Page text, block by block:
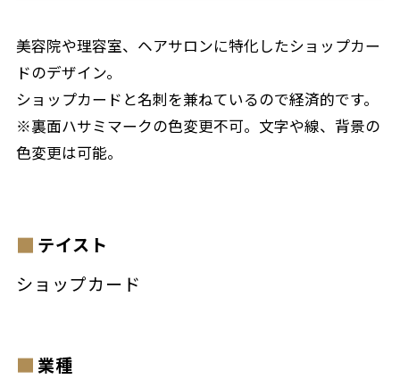
美容院や理容室、ヘアサロンに特化したショップカー
ドのデザイン。
ショップカードと名刺を兼ねているので経済的です。
※裏面ハサミマークの色変更不可。文字や線、背景の
色変更は可能。
テイスト
ショップカード
業種